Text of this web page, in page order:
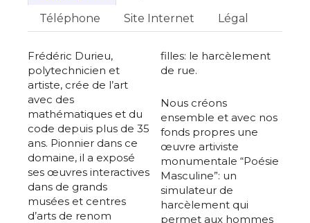
Téléphone
Site Internet Légal
Frédéric Durieu,
polytechnicien et
artiste, crée de l’art
avec des
mathématiques et du
code depuis plus de 35
ans. Pionnier dans ce
domaine, il a exposé
ses œuvres interactives
dans de grands
musées et centres
d’arts de renom
filles: le harcèlement
de rue.
Nous créons
ensemble et avec nos
fonds propres une
œuvre artiviste
monumentale “Poésie
Masculine”: un
simulateur de
harcèlement qui
permet aux hommes